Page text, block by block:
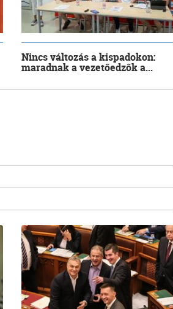
Nincs változás a kispadokon:
maradnak a vezetőedzők a...